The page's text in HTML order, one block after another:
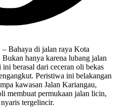
– Bahaya di jalan raya Kota
hanya karena lubang jalan
berasal dari ceceran oli bekas
Peristiwa ini belakangan
kawasan Jalan Kariangau,
membuat permukaan jalan licin,
tergelincir.